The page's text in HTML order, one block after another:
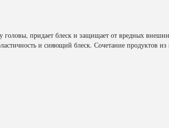
придает блеск и защищает от вредных
и сияющий блеск. Сочетание продуктов